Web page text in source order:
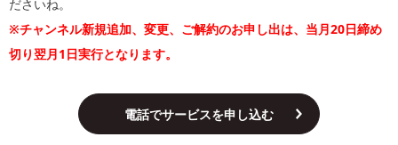
ださいね。
※チャンネル新規追加、変更、ご解約のお申し出は、当月20日締め
切り翌月1日実行となります。
電話でサービスを申し込む